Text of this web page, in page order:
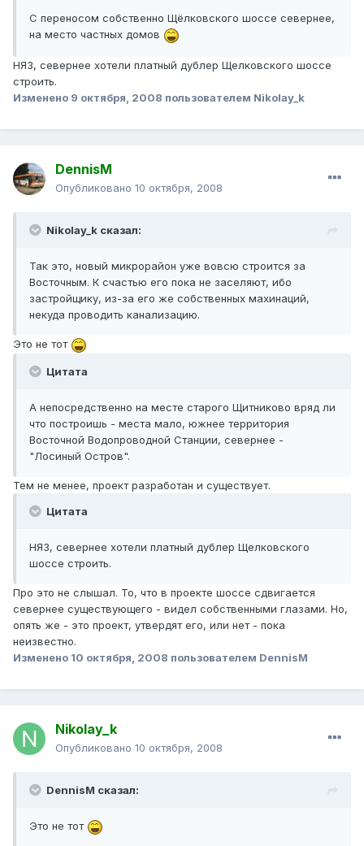
С переносом собственно Щёлковского шоссе севернее,
на место частных домов
НЯЗ, севернее хотели платный дублер Щелковского шоссе
строить.
Изменено 9 октября, 2008 пользователем Nikolay_k
DennisM
Опубликовано 10 октября, 2008
Nikolay_k сказал:
Так это, новый микрорайон уже вовсю строится за
Восточным. К счастью его пока не заселяют, ибо
застройщику, из-за его же собственных махинаций,
некуда проводить канализацию.
Это не тот
Цитата
А непосредственно на месте старого Щитниково вряд ли
что построишь - места мало, южнее территория
Восточной Водопроводной Станции, севернее -
"Лосиный Остров".
Тем не менее, проект разработан и существует.
Цитата
НЯЗ, севернее хотели платный дублер Щелковского
шоссе строить.
Про это не слышал. То, что в проекте шоссе сдвигается
севернее существующего - видел собственными глазами. Но,
опять же - это проект, утвердят его, или нет - пока
неизвестно.
Изменено 10 октября, 2008 пользователем DennisM
Nikolay_k
Опубликовано 10 октября, 2008
DennisM сказал:
Это не тот